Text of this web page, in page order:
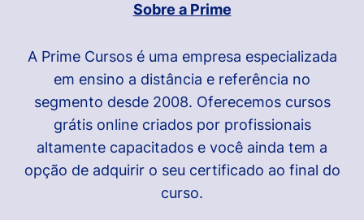
Sobre a Prime
A Prime Cursos é uma empresa especializada
em ensino a distância e referência no
segmento desde 2008. Oferecemos cursos
grátis online criados por profissionais
altamente capacitados e você ainda tem a
opção de adquirir o seu certificado ao final do
curso.